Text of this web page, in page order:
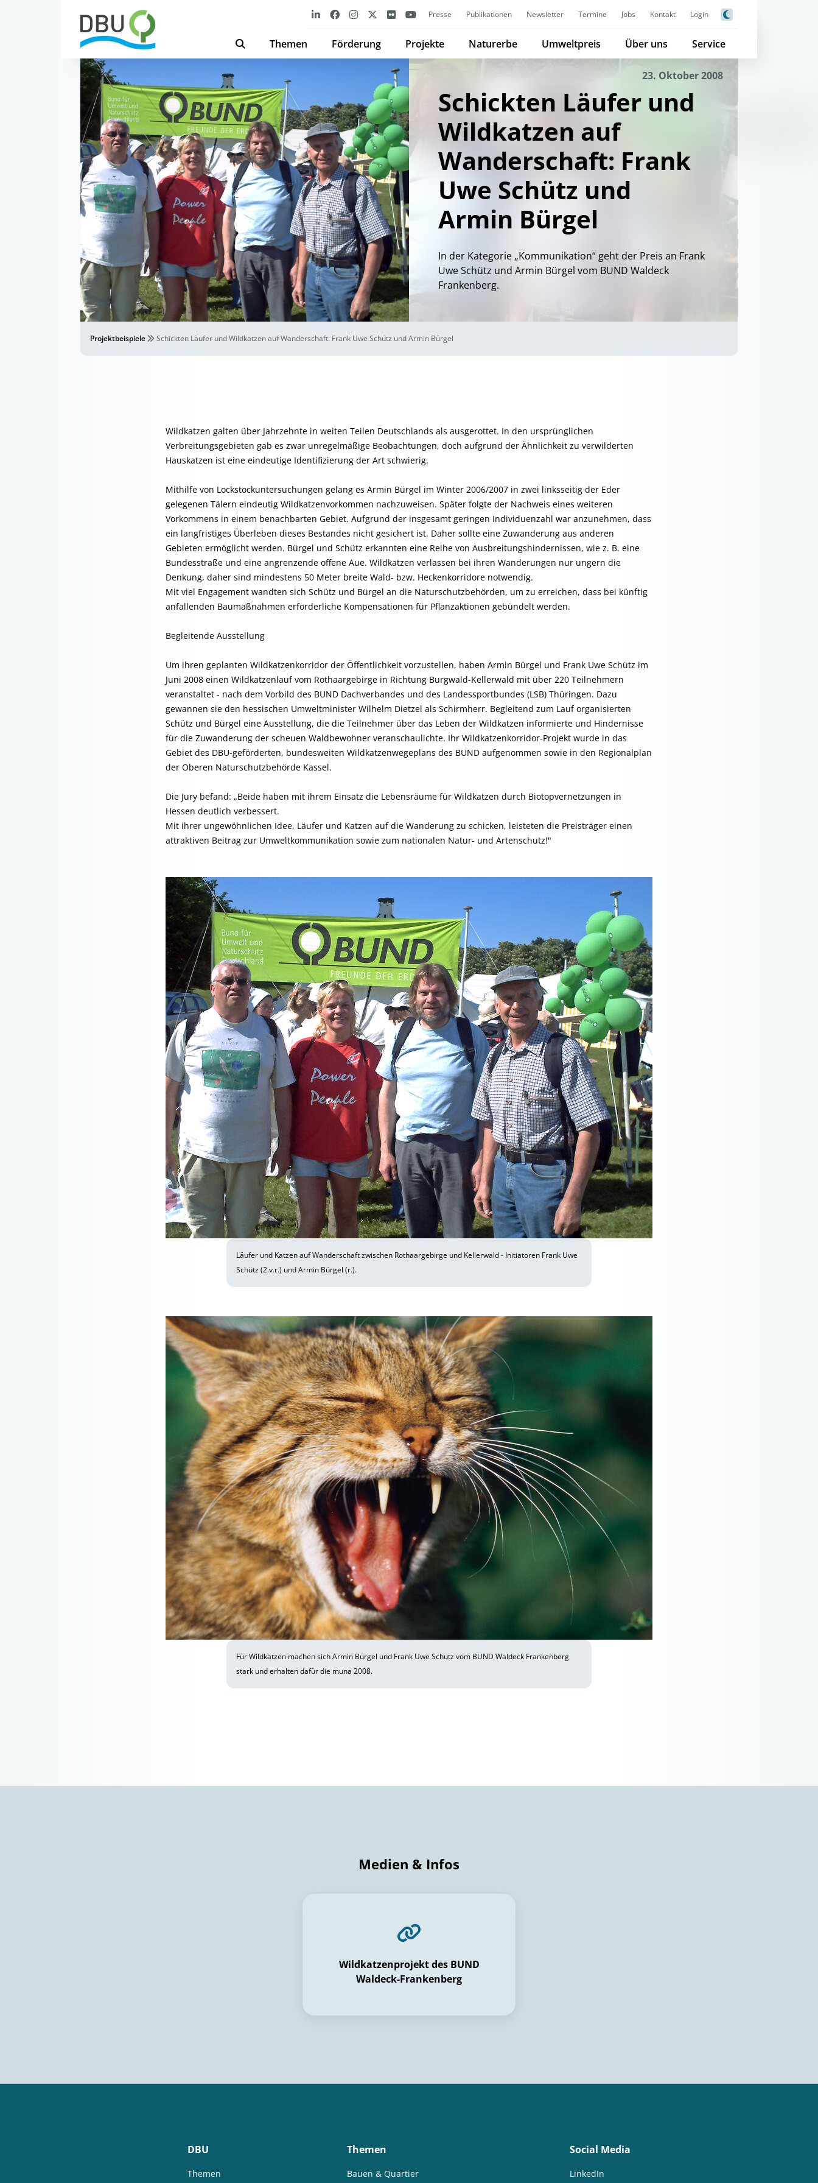
Presse Publikationen Newsletter Termine Jobs Kontakt Login
Themen Förderung Projekte Naturerbe Umweltpreis Über uns Service
23. Oktober 2008
Schickten Läufer und
Wildkatzen auf
Wanderschaft: Frank
Uwe Schütz und
Armin Bürgel
In der Kategorie „Kommunikation“ geht der Preis an Frank
Uwe Schütz und Armin Bürgel vom BUND Waldeck
Frankenberg.
Projektbeispiele Schickten Läufer und Wildkatzen auf Wanderschaft: Frank Uwe Schütz und Armin Bürgel
Wildkatzen galten über Jahrzehnte in weiten Teilen Deutschlands als ausgerottet. In den ursprünglichen
Verbreitungsgebieten gab es zwar unregelmäßige Beobachtungen, doch aufgrund der Ähnlichkeit zu verwilderten
Hauskatzen ist eine eindeutige Identifizierung der Art schwierig.
Mithilfe von Lockstockuntersuchungen gelang es Armin Bürgel im Winter 2006/2007 in zwei linksseitig der Eder
gelegenen Tälern eindeutig Wildkatzenvorkommen nachzuweisen. Später folgte der Nachweis eines weiteren
Vorkommens in einem benachbarten Gebiet. Aufgrund der insgesamt geringen Individuenzahl war anzunehmen, dass
ein langfristiges Überleben dieses Bestandes nicht gesichert ist. Daher sollte eine Zuwanderung aus anderen
Gebieten ermöglicht werden. Bürgel und Schütz erkannten eine Reihe von Ausbreitungshindernissen, wie z. B. eine
Bundesstraße und eine angrenzende offene Aue. Wildkatzen verlassen bei ihren Wanderungen nur ungern die
Denkung, daher sind mindestens 50 Meter breite Wald- bzw. Heckenkorridore notwendig.
Mit viel Engagement wandten sich Schütz und Bürgel an die Naturschutzbehörden, um zu erreichen, dass bei künftig
anfallenden Baumaßnahmen erforderliche Kompensationen für Pflanzaktionen gebündelt werden.
Begleitende Ausstellung
Um ihren geplanten Wildkatzenkorridor der Öffentlichkeit vorzustellen, haben Armin Bürgel und Frank Uwe Schütz im
Juni 2008 einen Wildkatzenlauf vom Rothaargebirge in Richtung Burgwald-Kellerwald mit über 220 Teilnehmern
veranstaltet - nach dem Vorbild des BUND Dachverbandes und des Landessportbundes (LSB) Thüringen. Dazu
gewannen sie den hessischen Umweltminister Wilhelm Dietzel als Schirmherr. Begleitend zum Lauf organisierten
Schütz und Bürgel eine Ausstellung, die die Teilnehmer über das Leben der Wildkatzen informierte und Hindernisse
für die Zuwanderung der scheuen Waldbewohner veranschaulichte. Ihr Wildkatzenkorridor-Projekt wurde in das
Gebiet des DBU-geförderten, bundesweiten Wildkatzenwegeplans des BUND aufgenommen sowie in den Regionalplan
der Oberen Naturschutzbehörde Kassel.
Die Jury befand: „Beide haben mit ihrem Einsatz die Lebensräume für Wildkatzen durch Biotopvernetzungen in
Hessen deutlich verbessert.
Mit ihrer ungewöhnlichen Idee, Läufer und Katzen auf die Wanderung zu schicken, leisteten die Preisträger einen
attraktiven Beitrag zur Umweltkommunikation sowie zum nationalen Natur- und Artenschutz!"
Läufer und Katzen auf Wanderschaft zwischen Rothaargebirge und Kellerwald - Initiatoren Frank Uwe
Schütz (2.v.r.) und Armin Bürgel (r.).
Für Wildkatzen machen sich Armin Bürgel und Frank Uwe Schütz vom BUND Waldeck Frankenberg
stark und erhalten dafür die muna 2008.
Medien & Infos
Wildkatzenprojekt des BUND
Waldeck-Frankenberg
DBU
Themen
Themen
Bauen & Quartier
Social Media
LinkedIn